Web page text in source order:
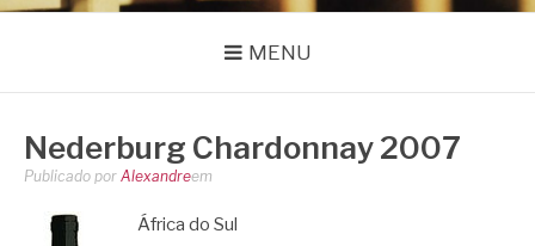
MENU
Nederburg Chardonnay 2007
Publicado por Alexandreem
África do Sul